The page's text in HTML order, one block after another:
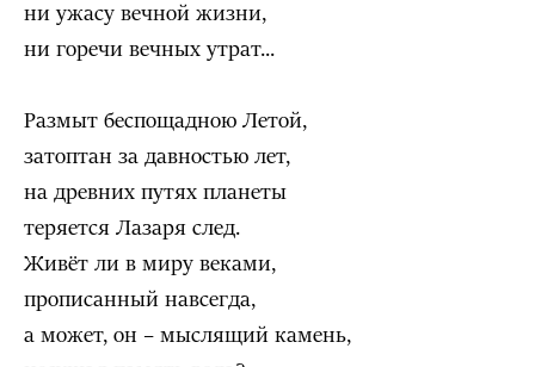
ни ужасу вечной жизни,
ни горечи вечных утрат...
Размыт беспощадною Летой,
затоптан за давностью лет,
на древних путях планеты
теряется Лазаря след.
Живёт ли в миру веками,
прописанный навсегда,
а может, он – мыслящий камень,